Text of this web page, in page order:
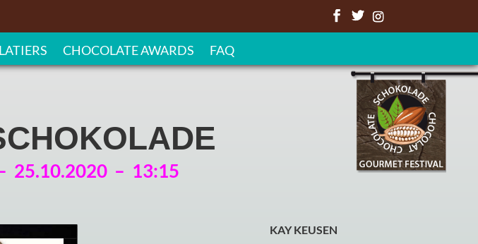
CHOCOLATE AWARDS FAQ
25.10.2020 – 13:15
KAY KEUSEN